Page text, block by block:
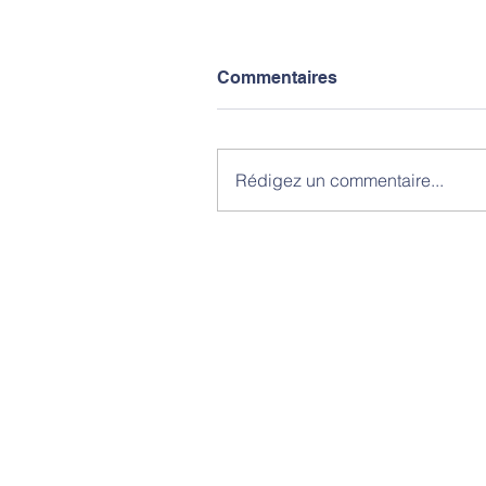
Commentaires
Rédigez un commentaire...